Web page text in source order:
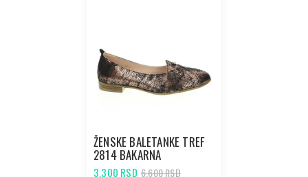
ŽENSKE BALETANKE TREF
2814 BAKARNA
3.300 RSD 6.600 RSD